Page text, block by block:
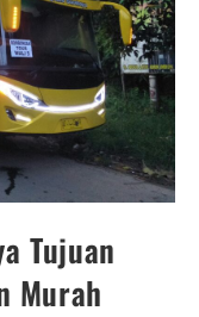
Tujuan
Murah